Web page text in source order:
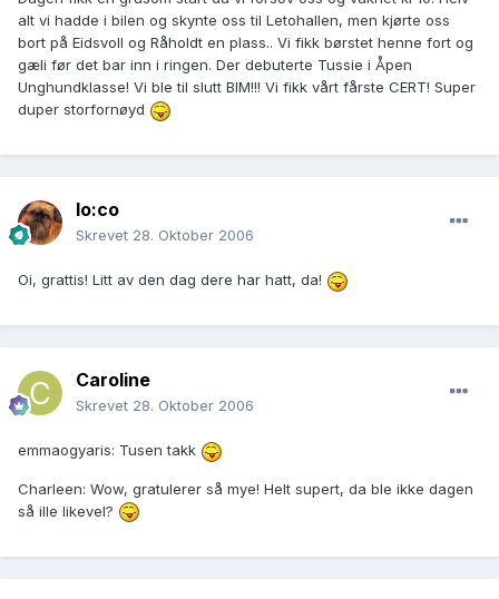
alt vi hadde i bilen og skynte oss til Letohallen, men kjørte oss
bort på Eidsvoll og Råholdt en plass.. Vi fikk børstet henne fort og
gæli før det bar inn i ringen. Der debuterte Tussie i Åpen
Unghundklasse! Vi ble til slutt BIM!!! Vi fikk vårt fårste CERT! Super
duper storfornøyd
lo:co
Skrevet 28. Oktober 2006
Oi, grattis! Litt av den dag dere har hatt, da!
Caroline
Skrevet 28. Oktober 2006
emmaogyaris: Tusen takk
Charleen: Wow, gratulerer så mye! Helt supert, da ble ikke dagen
så ille likevel?